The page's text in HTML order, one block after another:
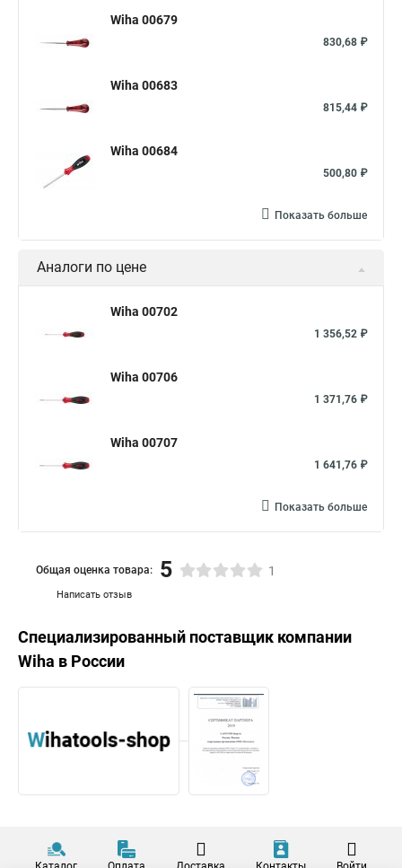
Wiha 00679
830,68 ₽
Wiha 00683
815,44 ₽
Wiha 00684
500,80 ₽
Показать больше
Аналоги по цене
Wiha 00702
1 356,52 ₽
Wiha 00706
1 371,76 ₽
Wiha 00707
1 641,76 ₽
Показать больше
Написать отзыв
Общая оценка товара: 5 1
Специализированный поставщик компании
Wiha в России